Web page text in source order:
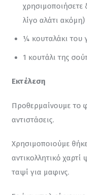
χρησιμοποιήσετε
λίγο αλάτι ακόμη)
¼ κουταλάκι του
1 κουτάλι της
Εκτέλεση
Προθερμαίνουμε το
αντιστάσεις.
Χρησιμοποιούμε
αντικολλητικό χαρτί
ταψί για μαφινς.